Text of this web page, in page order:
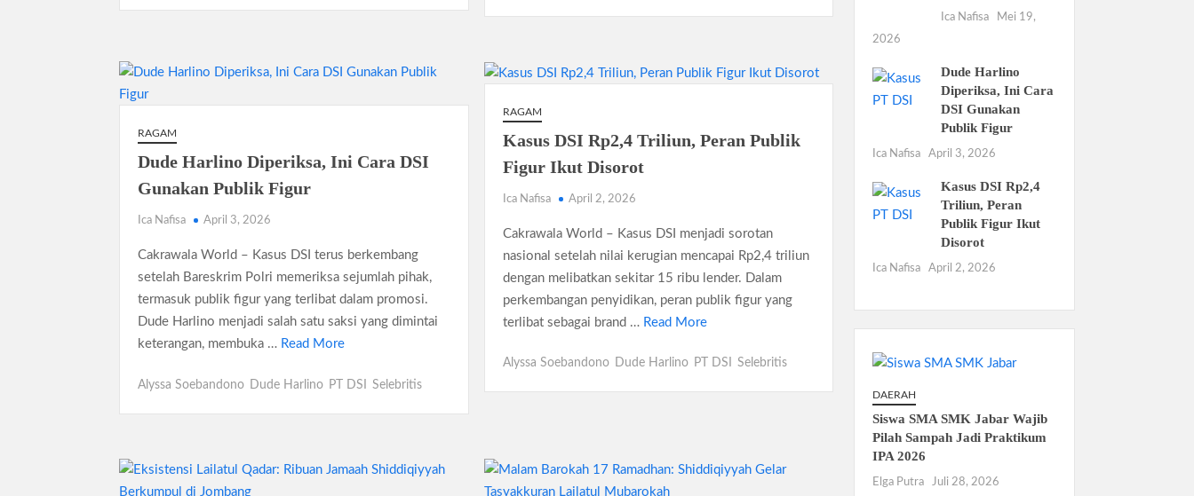
RAGAM
Dude Harlino Diperiksa, Ini Cara DSI
Gunakan Publik Figur
Ica Nafisa April 3, 2026
Cakrawala World – Kasus DSI terus berkembang
setelah Bareskrim Polri memeriksa sejumlah pihak,
termasuk publik figur yang terlibat dalam promosi.
Dude Harlino menjadi salah satu saksi yang dimintai
keterangan, membuka … Read More
Alyssa Soebandono Dude Harlino PT DSI Selebritis
RAGAM
Kasus DSI Rp2,4 Triliun, Peran Publik
Figur Ikut Disorot
Ica Nafisa April 2, 2026
Cakrawala World – Kasus DSI menjadi sorotan
nasional setelah nilai kerugian mencapai Rp2,4 triliun
dengan melibatkan sekitar 15 ribu lender. Dalam
perkembangan penyidikan, peran publik figur yang
terlibat sebagai brand … Read More
Alyssa Soebandono Dude Harlino PT DSI Selebritis
Ica Nafisa
Mei 19,
2026
Dude Harlino
Diperiksa, Ini Cara
DSI Gunakan
Publik Figur
Ica Nafisa April 3, 2026
Kasus DSI Rp2,4
Triliun, Peran
Publik Figur Ikut
Disorot
Ica Nafisa April 2, 2026
DAERAH
Siswa SMA SMK Jabar Wajib
Pilah Sampah Jadi Praktikum
IPA 2026
Elga Putra Juli 28, 2026